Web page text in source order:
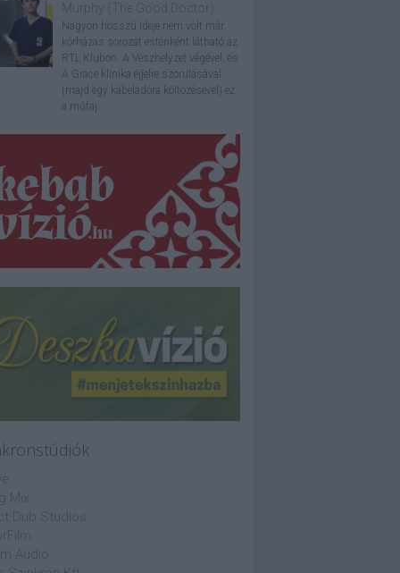
Murphy (The Good Doctor)
Nagyon hosszú ideje nem volt már
kórházas sorozat esténként látható az
RTL Klubon. A Vészhelyzet végével, és
A Grace klinika éjjelre szorulásával
(majd egy kábeladóra költözésével) ez
a műfaj...
Mix
Dub Studios
Audio